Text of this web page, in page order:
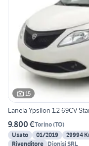
15
Lancia Ypsilon 1.2 69CV
9.800 €Torino(TO)
Usato
01/2019 29994
Rivenditore Dionisi SRL